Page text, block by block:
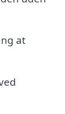
at